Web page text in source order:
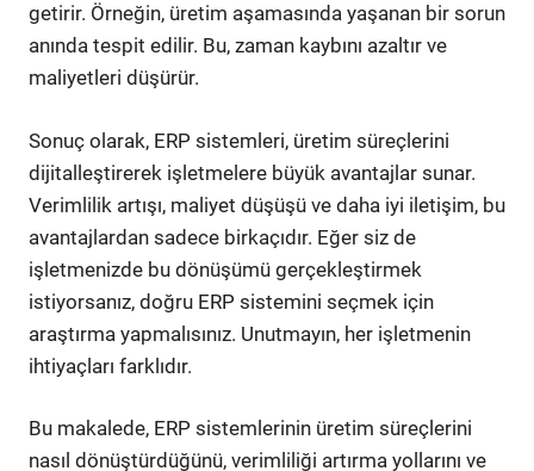
getirir. Örneğin, üretim aşamasında yaşanan bir sorun
anında tespit edilir. Bu, zaman kaybını azaltır ve
maliyetleri düşürür.
Sonuç olarak, ERP sistemleri, üretim süreçlerini
dijitalleştirerek işletmelere büyük avantajlar sunar.
Verimlilik artışı, maliyet düşüşü ve daha iyi iletişim, bu
avantajlardan sadece birkaçıdır. Eğer siz de
işletmenizde bu dönüşümü gerçekleştirmek
istiyorsanız, doğru ERP sistemini seçmek için
araştırma yapmalısınız. Unutmayın, her işletmenin
ihtiyaçları farklıdır.
Bu makalede, ERP sistemlerinin üretim süreçlerini
nasıl dönüştürdüğünü, verimliliği artırma yollarını ve